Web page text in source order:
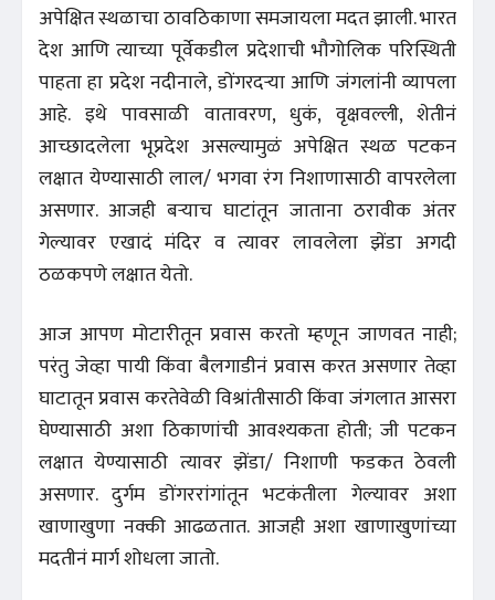
अपेक्षित स्थळाचा ठावठिकाणा समजायला मदत झाली. भारत
देश आणि त्याच्या पूर्वेकडील प्रदेशाची भौगोलिक परिस्थिती
पाहता हा प्रदेश नदीनाले, डोंगरदऱ्या आणि जंगलांनी व्यापला
आहे. इथे पावसाळी वातावरण, धुकं, वृक्षवल्ली, शेतीनं
आच्छादलेला भूप्रदेश असल्यामुळं अपेक्षित स्थळ पटकन
लक्षात येण्यासाठी लाल/ भगवा रंग निशाणासाठी वापरलेला
असणार. आजही बऱ्याच घाटांतून जाताना ठरावीक अंतर
गेल्यावर एखादं मंदिर व त्यावर लावलेला झेंडा अगदी
ठळकपणे लक्षात येतो.
आज आपण मोटारीतून प्रवास करतो म्हणून जाणवत नाही;
परंतु जेव्हा पायी किंवा बैलगाडीनं प्रवास करत असणार तेव्हा
घाटातून प्रवास करतेवेळी विश्रांतीसाठी किंवा जंगलात आसरा
घेण्यासाठी अशा ठिकाणांची आवश्यकता होती; जी पटकन
लक्षात येण्यासाठी त्यावर झेंडा/ निशाणी फडकत ठेवली
असणार. दुर्गम डोंगररांगांतून भटकंतीला गेल्यावर अशा
खाणाखुणा नक्की आढळतात. आजही अशा खाणाखुणांच्या
मदतीनं मार्ग शोधला जातो.